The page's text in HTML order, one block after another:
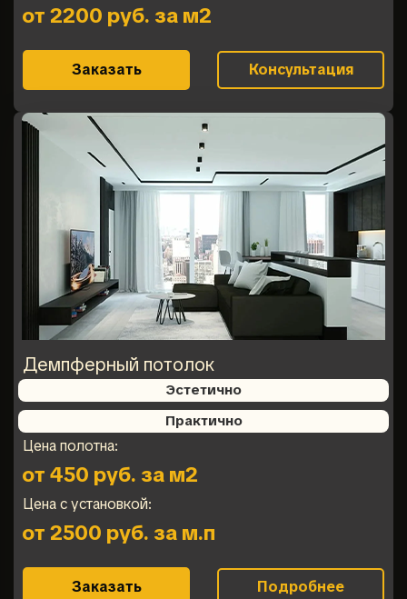
от 2200 руб. за м2
Заказать Консультация
Демпферный потолок
Эстетично
Практично
Цена полотна:
от 450 руб. за м2
Цена с установкой:
от 2500 руб. за м.п
Заказать Подробнее